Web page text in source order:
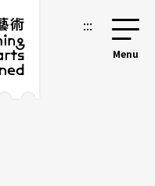
:::